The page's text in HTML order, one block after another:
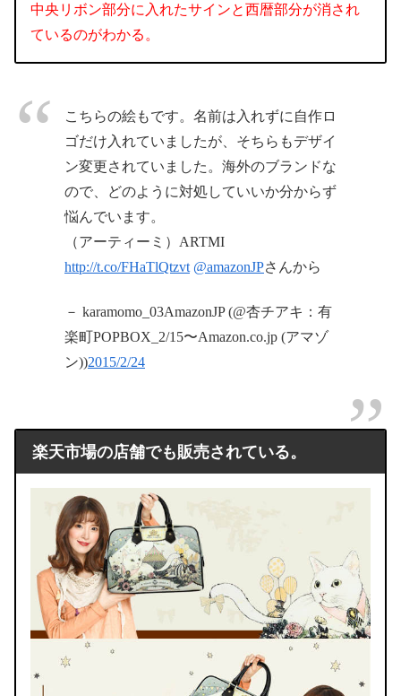
中央リボン部分に入れたサインと西暦部分が消され
ているのがわかる。
こちらの絵もです。名前は入れずに自作ロ
ゴだけ入れていましたが、そちらもデザイ
ン変更されていました。海外のブランドな
ので、どのように対処していいか分からず
悩んでいます。
（アーティーミ）ARTMI
http://t.co/FHaTlQtzvt @amazonJPさんから
－ karamomo_03AmazonJP (@杏チアキ：有
楽町POPBOX_2/15〜Amazon.co.jp (アマゾ
ン))2015/2/24
楽天市場の店舗でも販売されている。